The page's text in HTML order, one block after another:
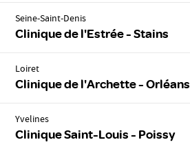
Seine-Saint-Denis
Clinique de l'Estrée - Stains
Loiret
Clinique de l'Archette - Orléans
Yvelines
Clinique Saint-Louis - Poissy